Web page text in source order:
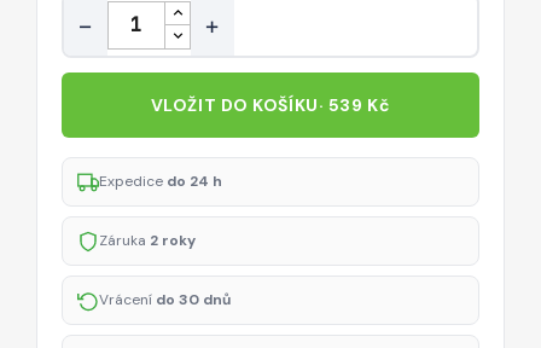
Množství
− +
VLOŽIT DO KOŠÍKU· 539 Kč
Expedice do 24 h
Záruka 2 roky
Vrácení do 30 dnů